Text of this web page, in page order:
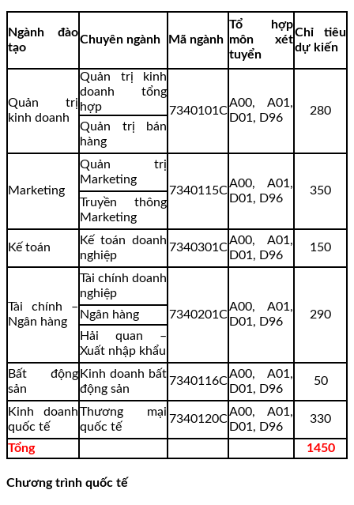
Ngành đào
tạo
Chuyên ngành Mã ngành
Tổ hợp
môn xét
tuyển
Chỉ tiêu
dự kiến
Quản trị
kinh doanh
Quản trị kinh
doanh tổng
hợp
7340101C
A00, A01,
D01, D96
280
Quản trị bán
hàng
Marketing
Quản trị
Marketing
7340115C
A00, A01,
D01, D96
350
Truyền thông
Marketing
Kế toán
Kế toán doanh
nghiệp
7340301C
A00, A01,
D01, D96
150
Tài chính –
Ngân hàng
Tài chính doanh
nghiệp
7340201C
A00, A01,
D01, D96
290
Ngân hàng
Hải quan –
Xuất nhập khẩu
Bất động
sản
Kinh doanh bất
động sản
7340116C
A00, A01,
D01, D96
50
Kinh doanh
quốc tế
Thương mại
quốc tế
7340120C
A00, A01,
D01, D96
330
Tổng 1450
Chương trình quốc tế